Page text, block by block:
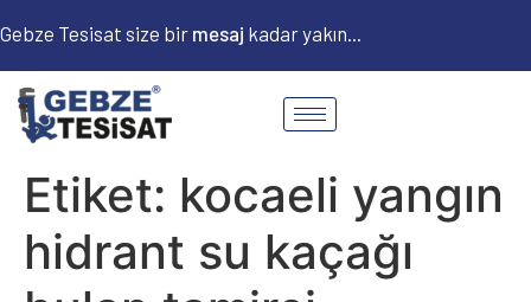
Gebze Tesisat size bir mesaj kadar yakın...
Etiket: kocaeli yangın
hidrant su kaçağı